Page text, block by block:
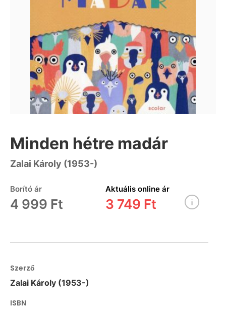
Minden hétre madár
Zalai Károly (1953-)
Borító ár
4 999 Ft
Aktuális online ár
3 749 Ft
Szerző
Zalai Károly (1953-)
ISBN